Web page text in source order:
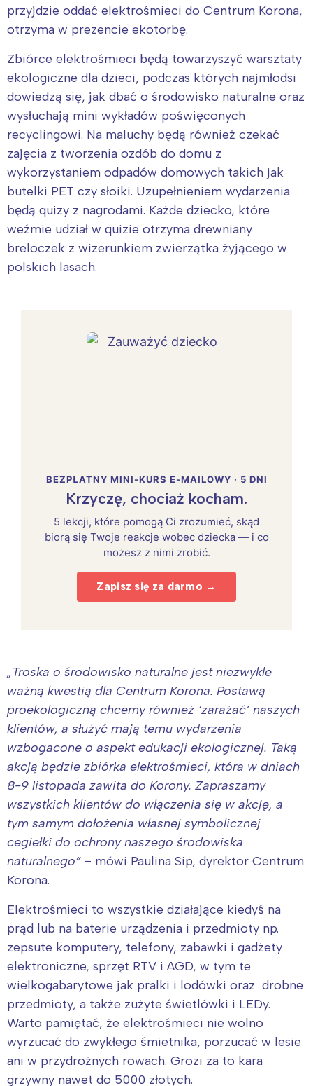
przyjdzie oddać elektrośmieci do Centrum Korona,
otrzyma w prezencie ekotorbę.
Zbiórce elektrośmieci będą towarzyszyć warsztaty
ekologiczne dla dzieci, podczas których najmłodsi
dowiedzą się, jak dbać o środowisko naturalne oraz
wysłuchają mini wykładów poświęconych
recyclingowi. Na maluchy będą również czekać
zajęcia z tworzenia ozdób do domu z
wykorzystaniem odpadów domowych takich jak
butelki PET czy słoiki. Uzupełnieniem wydarzenia
będą quizy z nagrodami. Każde dziecko, które
weźmie udział w quizie otrzyma drewniany
breloczek z wizerunkiem zwierzątka żyjącego w
polskich lasach.
BEZPŁATNY MINI-KURS E-MAILOWY · 5 DNI
Krzyczę, chociaż kocham.
5 lekcji, które pomogą Ci zrozumieć, skąd
biorą się Twoje reakcje wobec dziecka — i co
możesz z nimi zrobić.
Zapisz się za darmo →
„Troska o środowisko naturalne jest niezwykle
ważną kwestią dla Centrum Korona. Postawą
proekologiczną chcemy również ‘zarażać’ naszych
klientów, a służyć mają temu wydarzenia
wzbogacone o aspekt edukacji ekologicznej. Taką
akcją będzie zbiórka elektrośmieci, która w dniach
8-9 listopada zawita do Korony. Zapraszamy
wszystkich klientów do włączenia się w akcję, a
tym samym dołożenia własnej symbolicznej
cegiełki do ochrony naszego środowiska
naturalnego”– mówi Paulina Sip, dyrektor Centrum
Korona.
Elektrośmieci to wszystkie działające kiedyś na
prąd lub na baterie urządzenia i przedmioty np.
zepsute komputery, telefony, zabawki i gadżety
elektroniczne, sprzęt RTV i AGD, w tym te
wielkogabarytowe jak pralki i lodówki oraz drobne
przedmioty, a także zużyte świetlówki i LEDy.
Warto pamiętać, że elektrośmieci nie wolno
wyrzucać do zwykłego śmietnika, porzucać w lesie
ani w przydrożnych rowach. Grozi za to kara
grzywny nawet do 5000 złotych.